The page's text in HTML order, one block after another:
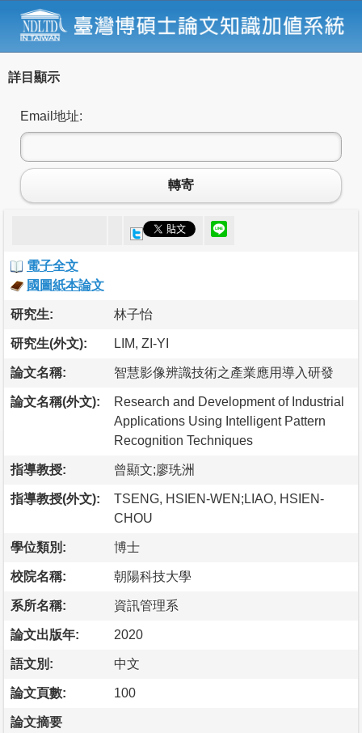
詳目顯示
Email地址:
轉寄
電子全文
國圖紙本論文
研究生: 林子怡
研究生(外文): LIM, ZI-YI
論文名稱: 智慧影像辨識技術之產業應用導入研發
論文名稱(外文):
Research and Development of Industrial
Applications Using Intelligent Pattern
Recognition Techniques
指導教授: 曾顯文;廖珗洲
指導教授(外文):
TSENG, HSIEN-WEN;LIAO, HSIEN-
CHOU
學位類別: 博士
校院名稱: 朝陽科技大學
系所名稱: 資訊管理系
論文出版年: 2020
語文別: 中文
論文頁數: 100
論文摘要